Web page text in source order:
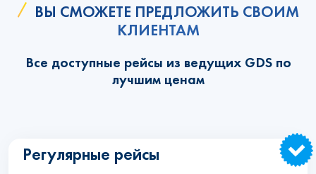
ВЫ СМОЖЕТЕ ПРЕДЛОЖИТЬ СВОИМ
КЛИЕНТАМ
Все доступные рейсы из ведущих GDS по
лучшим ценам
Регулярные рейсы